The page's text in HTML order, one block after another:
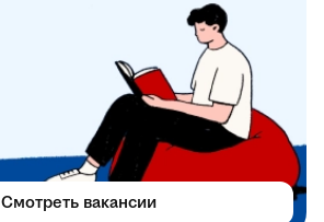
Смотреть вакансии